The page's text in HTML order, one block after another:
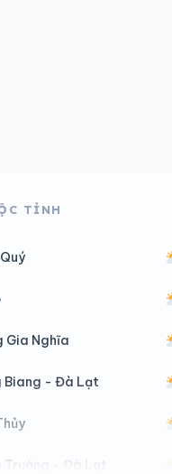
TỈNH
Gia Nghĩa
Biang - Đà Lạt
Trường - Đà Lạt